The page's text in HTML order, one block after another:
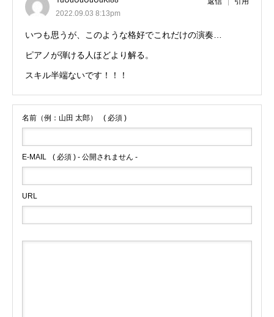
2022.09.03 8:13pm
いつも思うが、このような格好でこれだけの演奏…
ピアノが弾ける人ほどより解る。
スキル半端ないです！！！
名前（例：山田 太郎） ( 必須 )
E-MAIL ( 必須 ) - 公開されません -
URL